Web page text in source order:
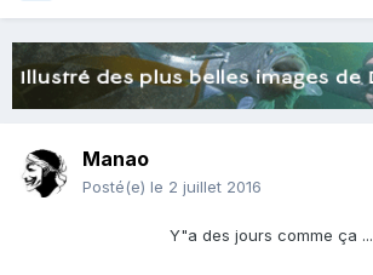
Manao
Posté(e) le 2 juillet 2016
Y"a des jours comme ça ...